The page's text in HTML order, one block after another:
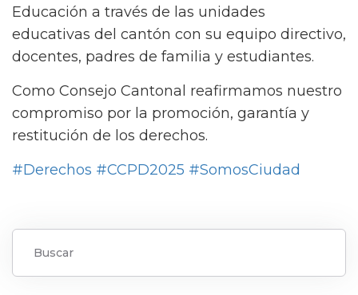
Educación a través de las unidades
educativas del cantón con su equipo directivo,
docentes, padres de familia y estudiantes.
Como Consejo Cantonal reafirmamos nuestro
compromiso por la promoción, garantía y
restitución de los derechos.
#Derechos #CCPD2025 #SomosCiudad